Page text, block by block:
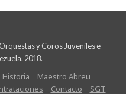
y Coros Juveniles e
2018.
Historia
Maestro Abreu
Contacto SGT